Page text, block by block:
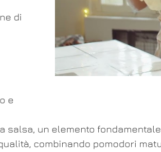
di
e
salsa, un elemento
combinando pomodori